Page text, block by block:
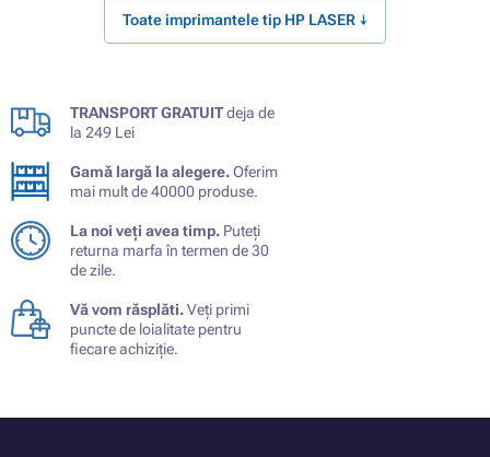
Toate imprimantele tip HP LASER ↓
TRANSPORT GRATUITdeja de
la 249 Lei
Gamă largă la alegere.Oferim
mai mult de 40000 produse.
La noi veți avea timp. Puteți
returna marfa în termen de 30
de zile.
Vă vom răsplăti.Veți primi
puncte de loialitate pentru
fiecare achiziție.